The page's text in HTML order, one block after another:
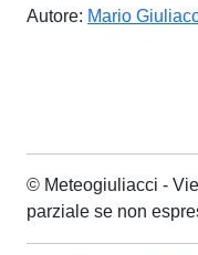
Autore: Mario
© Meteogiuliacci -
parziale se non